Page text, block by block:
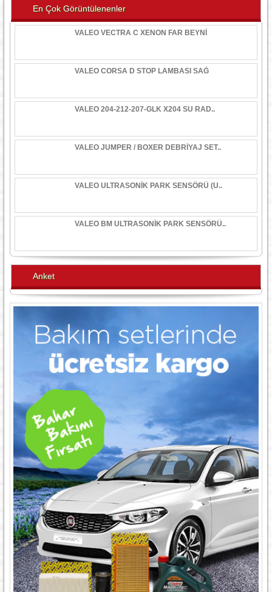
En Çok Görüntülenenler
VALEO VECTRA C XENON FAR BEYNİ
VALEO CORSA D STOP LAMBASI SAĞ
VALEO 204-212-207-GLK X204 SU RAD..
VALEO JUMPER / BOXER DEBRİYAJ SET..
VALEO ULTRASONİK PARK SENSÖRÜ (U..
VALEO BM ULTRASONİK PARK SENSÖRÜ..
Anket